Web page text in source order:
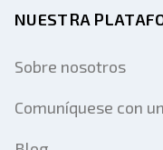
NUESTRA
Sobre nosotros
Comuníquese con